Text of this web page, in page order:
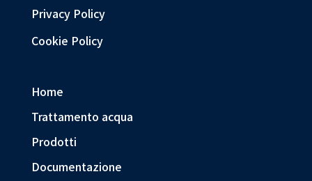
Privacy Policy
Cookie Policy
Home
Trattamento acqua
Prodotti
Documentazione